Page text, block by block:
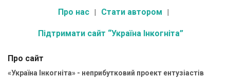
Про нас Стати автором
Підтримати сайт “Україна Інкогніта”
Про сайт
«Україна Інкогніта» - неприбутковий проект ентузіастів